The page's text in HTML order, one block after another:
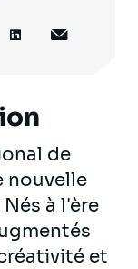
de
nouvelle
à l'ère
et